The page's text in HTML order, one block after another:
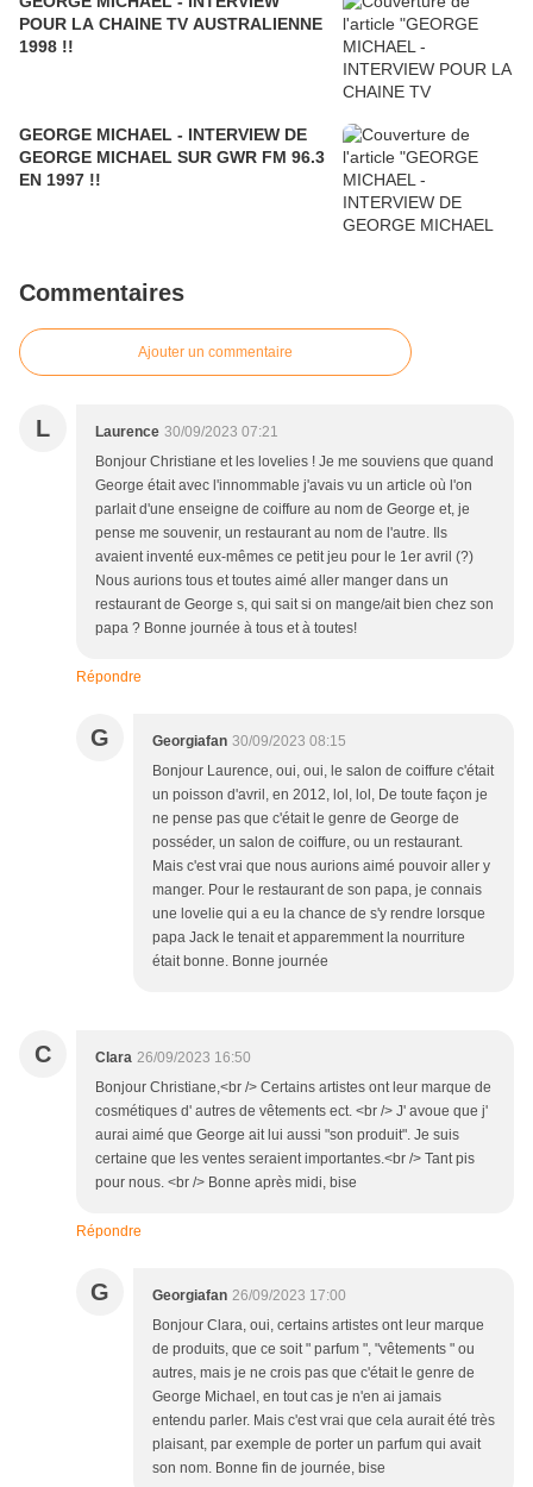
POUR LA CHAINE TV AUSTRALIENNE
1998 !!
GEORGE MICHAEL - INTERVIEW DE
GEORGE MICHAEL SUR GWR FM 96.3
EN 1997 !!
Commentaires
Ajouter un commentaire
L Laurence 30/09/2023 07:21
Bonjour Christiane et les lovelies ! Je me souviens que quand
George était avec l'innommable j'avais vu un article où l'on
parlait d'une enseigne de coiffure au nom de George et, je
pense me souvenir, un restaurant au nom de l'autre. Ils
avaient inventé eux-mêmes ce petit jeu pour le 1er avril (?)
Nous aurions tous et toutes aimé aller manger dans un
restaurant de George s, qui sait si on mange/ait bien chez son
papa ? Bonne journée à tous et à toutes!
Répondre
G Georgiafan 30/09/2023 08:15
Bonjour Laurence, oui, oui, le salon de coiffure c'était
un poisson d'avril, en 2012, lol, lol, De toute façon je
ne pense pas que c'était le genre de George de
posséder, un salon de coiffure, ou un restaurant.
Mais c'est vrai que nous aurions aimé pouvoir aller y
manger. Pour le restaurant de son papa, je connais
une lovelie qui a eu la chance de s'y rendre lorsque
papa Jack le tenait et apparemment la nourriture
était bonne. Bonne journée
C Clara 26/09/2023 16:50
Bonjour Christiane,<br /> Certains artistes ont leur marque de
cosmétiques d' autres de vêtements ect. <br /> J' avoue que j'
aurai aimé que George ait lui aussi "son produit". Je suis
certaine que les ventes seraient importantes.<br /> Tant pis
pour nous. <br /> Bonne après midi, bise
Répondre
G Georgiafan 26/09/2023 17:00
Bonjour Clara, oui, certains artistes ont leur marque
de produits, que ce soit " parfum ", "vêtements " ou
autres, mais je ne crois pas que c'était le genre de
George Michael, en tout cas je n'en ai jamais
entendu parler. Mais c'est vrai que cela aurait été très
plaisant, par exemple de porter un parfum qui avait
son nom. Bonne fin de journée, bise